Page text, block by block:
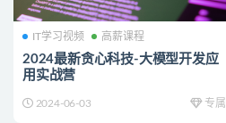
IT学习视频 高薪课程
2024最新贪心科技-大模型开发应
用实战营
2024-06-03 专属